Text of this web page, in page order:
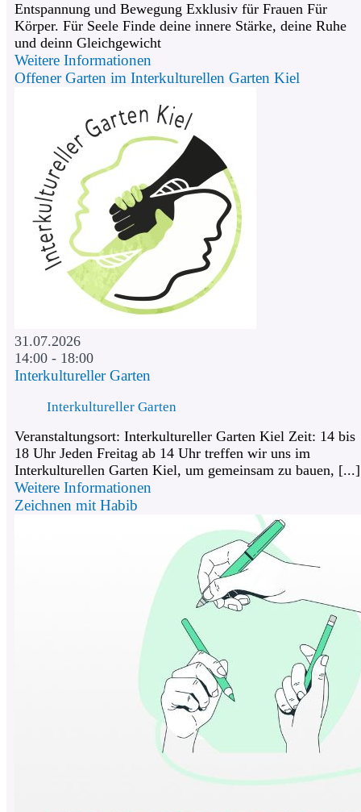
Entspannung und Bewegung Exklusiv für Frauen Für
Körper. Für Seele Finde deine innere Stärke, deine Ruhe
und deinn Gleichgewicht
Weitere Informationen
Offener Garten im Interkulturellen Garten Kiel
31.07.2026
14:00 - 18:00
Interkultureller Garten
Interkultureller Garten
Veranstaltungsort: Interkultureller Garten Kiel Zeit: 14 bis
18 Uhr Jeden Freitag ab 14 Uhr treffen wir uns im
Interkulturellen Garten Kiel, um gemeinsam zu bauen, [...]
Weitere Informationen
Zeichnen mit Habib